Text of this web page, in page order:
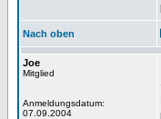
Nach oben
Joe
Mitglied
Anmeldungsdatum:
07.09.2004